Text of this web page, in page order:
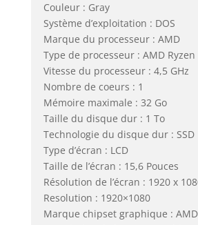
Couleur : Gray
Système d’exploitation : DOS
Marque du processeur : AMD
Type de processeur : AMD Ryzen
Vitesse du processeur : 4,5 GHz
Nombre de coeurs : 1
Mémoire maximale : 32 Go
Taille du disque dur : 1 To
Technologie du disque dur : SSD
Type d’écran : LCD
Taille de l’écran : 15,6 Pouces
Résolution de l’écran : 1920 x
Resolution : 1920×1080
Marque chipset graphique : AMD